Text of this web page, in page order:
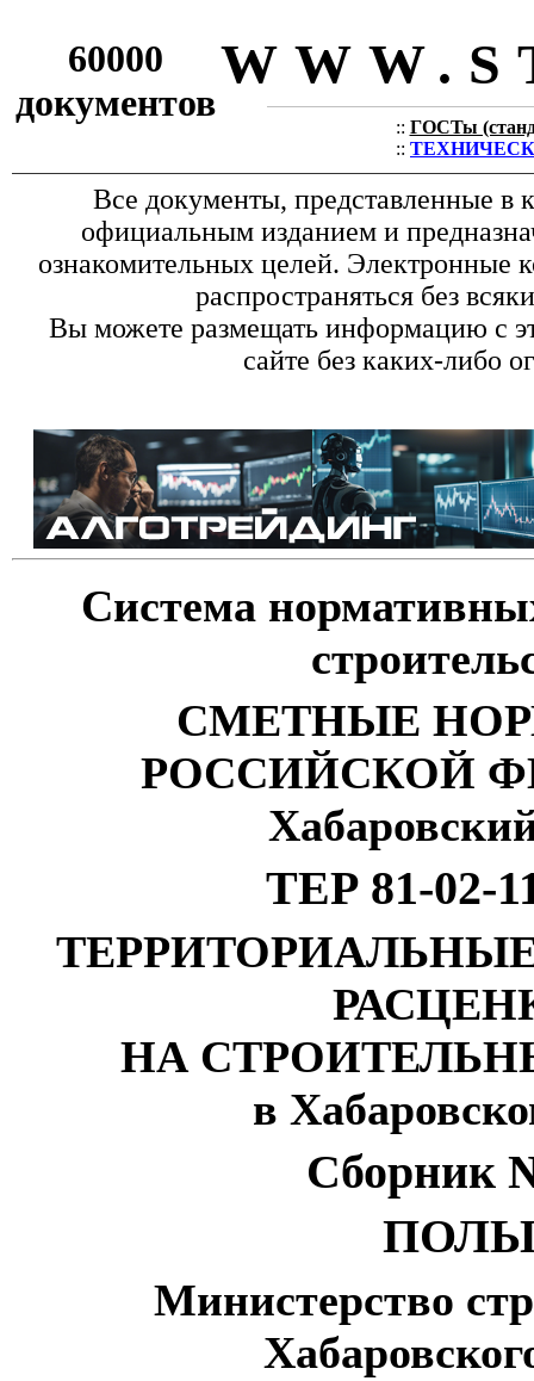
60000
документов
:: ГОСТы
::
Все документы, представленные в
официальным изданием и
ознакомительных целей. Электронные
распространяться без
Вы можете размещать информацию с
сайте без каких-либо
Система
СМЕТНЫЕ
РОССИЙСКОЙ
ТЕР 81-02-
НА
в
Сборник
Министерство